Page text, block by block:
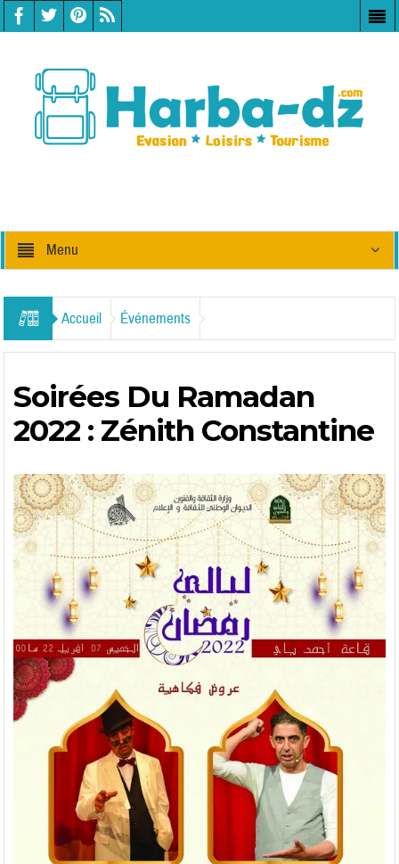
Menu
Accueil Événements
Soirées Du Ramadan
2022 : Zénith Constantine